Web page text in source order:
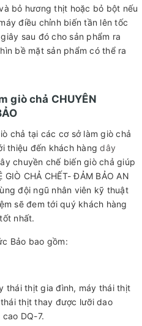
bỏ hương thịt hoặc bỏ bột nếu
điều chỉnh biến tần lên tốc
sau đó cho sản phẩm ra
bề mặt sản phẩm có thể ra
giò chả CHUYÊN
chả tại các cơ sở làm giò chả
thiệu đến khách hàngdây
chuyền chế biến giò chả giúp
GIÒ CHẢ CHẾT- ĐẢM BẢO AN
đội ngũ nhân viên kỹ thuật
sẽ đem tới quý khách hàng
nhất.
Bảo bao gồm:
thái thịt gia đình, máy thái thịt
thịt thay được lưỡi dao
DQ-7.